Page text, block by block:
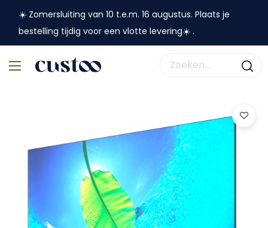
☀️ Zomersluiting van 10 t.e.m. 16 augustus. Plaats je
bestelling tijdig voor een vlotte levering☀️ .